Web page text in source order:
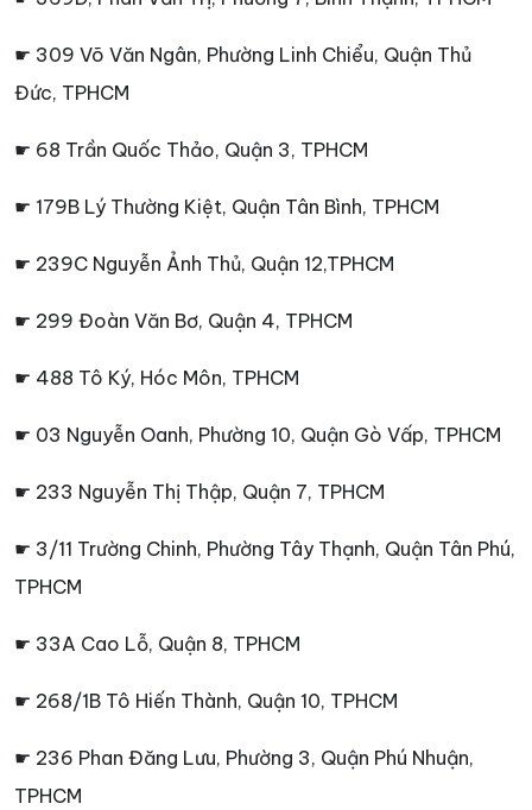
☛ 309 Võ Văn Ngân, Phường Linh Chiểu, Quận Thủ
Đức, TPHCM
☛ 68 Trần Quốc Thảo, Quận 3, TPHCM
☛ 179B Lý Thường Kiệt, Quận Tân Bình, TPHCM
☛ 239C Nguyễn Ảnh Thủ, Quận 12,TPHCM
☛ 299 Đoàn Văn Bơ, Quận 4, TPHCM
☛ 488 Tô Ký, Hóc Môn, TPHCM
☛ 03 Nguyễn Oanh, Phường 10, Quận Gò Vấp, TPHCM
☛ 233 Nguyễn Thị Thập, Quận 7, TPHCM
☛ 3/11 Trường Chinh, Phường Tây Thạnh, Quận Tân Phú,
TPHCM
☛ 33A Cao Lỗ, Quận 8, TPHCM
☛ 268/1B Tô Hiến Thành, Quận 10, TPHCM
☛ 236 Phan Đăng Lưu, Phường 3, Quận Phú Nhuận,
TPHCM